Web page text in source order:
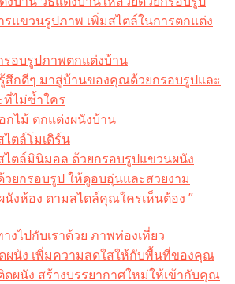
รแขวนรูปภาพ เพิ่มสไตล์ในการตกแต่ง
รอบรูปภาพตกแต่งบ้าน
สึกดีๆ มาสู่บ้านของคุณด้วยกรอบรูปและ
ที่ไม่ซ้ำใคร
กไม้ ตกแต่งผนังบ้าน
ตล์โมเดิร์น
ไตล์มินิมอล ด้วยกรอบรูปแขวนผนัง
วยกรอบรูป ให้ดูอบอุ่นและสวยงาม
นังห้อง ตามสไตล์คุณใครเห็นต้อง ”
งไปกับเราด้วย ภาพท่องเที่ยว
ผนัง เพิ่มความสดใสให้กับพื้นที่ของคุณ
ดผนัง สร้างบรรยากาศใหม่ให้เข้ากับคุณ